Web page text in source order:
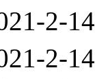
2-
2-